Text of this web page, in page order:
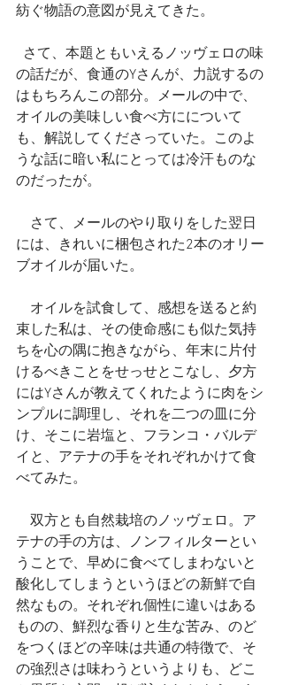
紡ぐ物語の意図が見えてきた。
の話だが、食通のYさんが、力説するの
はもちろんこの部分。メールの中で、
オイルの美味しい食べ方にについて
も、解説してくださっていた。このよ
うな話に暗い私にとっては冷汗ものな
のだったが。
さて、メールのやり取りをした翌日
には、きれいに梱包された2本のオリー
ブオイルが届いた。
オイルを試食して、感想を送ると約
束した私は、その使命感にも似た気持
ちを心の隅に抱きながら、年末に片付
けるべきことをせっせとこなし、夕方
にはYさんが教えてくれたように肉をシ
ンプルに調理し、それを二つの皿に分
け、そこに岩塩と、フランコ・バルデ
イと、アテナの手をそれぞれかけて食
べてみた。
双方とも自然栽培のノッヴェロ。ア
テナの手の方は、ノンフィルターとい
うことで、早めに食べてしまわないと
酸化してしまうというほどの新鮮で自
然なもの。それぞれ個性に違いはある
ものの、鮮烈な香りと生な苦み、のど
をつくほどの辛味は共通の特徴で、そ
の強烈さは味わうというよりも、どこ